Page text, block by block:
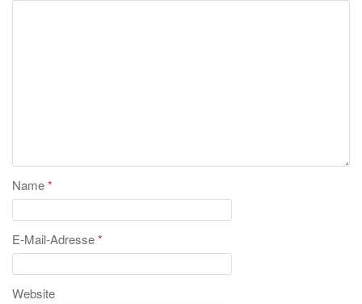
Name*
E-Mail-Adresse*
Website